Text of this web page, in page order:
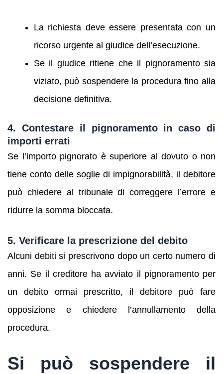
La richiesta deve essere presentata con un
ricorso urgente al giudice dell’esecuzione.
Se il giudice ritiene che il pignoramento sia
viziato, può sospendere la procedura fino alla
decisione definitiva.
4. Contestare il pignoramento in caso di
importi errati
Se l’importo pignorato è superiore al dovuto o non
tiene conto delle soglie di impignorabilità, il debitore
può chiedere al tribunale di correggere l’errore e
ridurre la somma bloccata.
5. Verificare la prescrizione del debito
Alcuni debiti si prescrivono dopo un certo numero di
anni. Se il creditore ha avviato il pignoramento per
un debito ormai prescritto, il debitore può fare
opposizione e chiedere l’annullamento della
procedura.
Si può sospendere il